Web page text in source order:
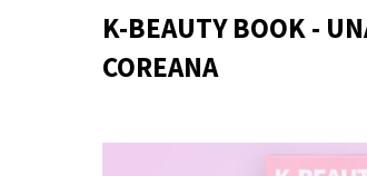
K-BEAUTY BOOK -
COREANA